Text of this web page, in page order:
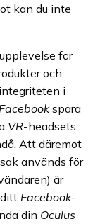
kan du inte
för
och
i
Facebookspara
VR-headsets
Att däremot
används för
är
Facebook-
din Oculus